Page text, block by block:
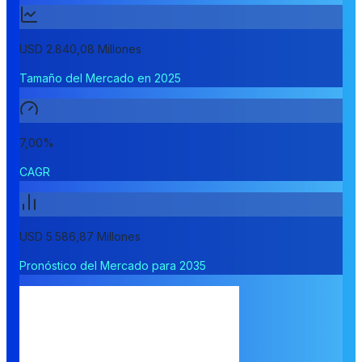
USD 2.840,08 Millones
Tamaño del Mercado en 2025
7,00%
CAGR
USD 5.586,87 Millones
Pronóstico del Mercado para 2035